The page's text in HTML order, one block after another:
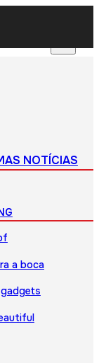
NOTÍCIAS
a boca